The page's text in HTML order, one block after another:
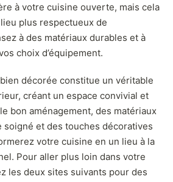
à votre cuisine ouverte, mais cela
plus respectueux de
à des matériaux durables et à
choix d’équipement.
décorée constitue un véritable
créant un espace convivial et
bon aménagement, des matériaux
soigné et des touches décoratives
votre cuisine en un lieu à la
Pour aller plus loin dans votre
les deux sites suivants pour des